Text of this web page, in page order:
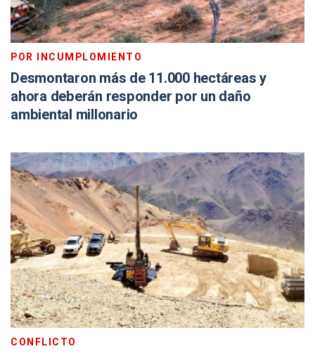
POR INCUMPLOMIENTO
Desmontaron más de 11.000 hectáreas y
ahora deberán responder por un daño
ambiental millonario
CONFLICTO